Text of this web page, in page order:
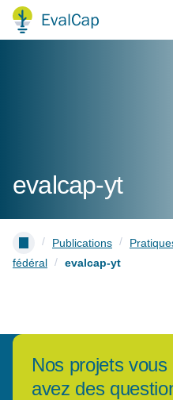
evalcap-yt
/ Publications /
fédéral / evalcap-yt
Nos projets
avez des